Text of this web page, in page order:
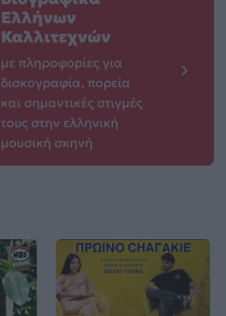
Ελλήνων
Καλλιτεχνών
με πληροφορίες για
δισκογραφία, πορεία
και σημαντικές στιγμές
τους στην ελληνική
μουσική σκηνή